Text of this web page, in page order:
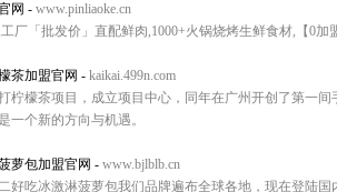
网 - www.pinliaoke.cn
厂「批发价」直配鲜肉,1000+火锅烧烤生鲜食材,【0加
茶加盟官网 - kaikai.499n.com
柠檬茶项目，成立项目中心，同年在广州开创了第一
一个新的方向与机遇。
萝包加盟官网 - www.bjlblb.cn
好吃冰激淋菠萝包我们品牌遍布全球各地，现在登陆